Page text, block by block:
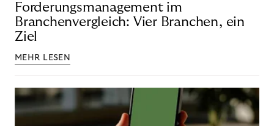
Forderungsmanagement im
Branchenvergleich: Vier Branchen, ein
Ziel
MEHR LESEN